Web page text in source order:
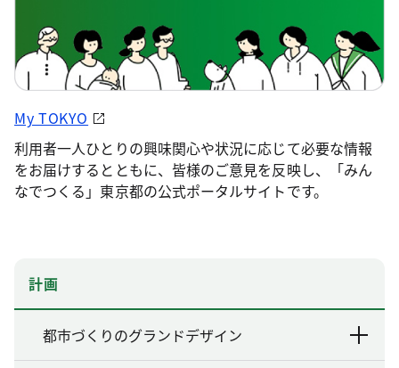
My TOKYO
利用者一人ひとりの興味関心や状況に応じて必要な情報
をお届けするとともに、皆様のご意見を反映し、「みん
なでつくる」東京都の公式ポータルサイトです。
計画
都市づくりのグランドデザイン